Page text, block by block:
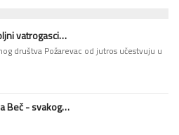
vatrogasci…
društva Požarevac od jutros učestvuju u
Beč - svakog…